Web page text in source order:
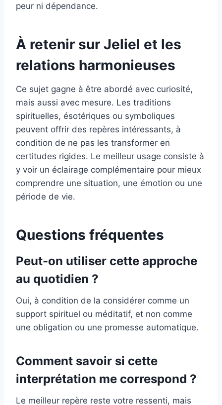
peur ni dépendance.
À retenir sur Jeliel et les
relations harmonieuses
Ce sujet gagne à être abordé avec curiosité,
mais aussi avec mesure. Les traditions
spirituelles, ésotériques ou symboliques
peuvent offrir des repères intéressants, à
condition de ne pas les transformer en
certitudes rigides. Le meilleur usage consiste à
y voir un éclairage complémentaire pour mieux
comprendre une situation, une émotion ou une
période de vie.
Questions fréquentes
Peut-on utiliser cette approche
au quotidien ?
Oui, à condition de la considérer comme un
support spirituel ou méditatif, et non comme
une obligation ou une promesse automatique.
Comment savoir si cette
interprétation me correspond ?
Le meilleur repère reste votre ressenti, mais